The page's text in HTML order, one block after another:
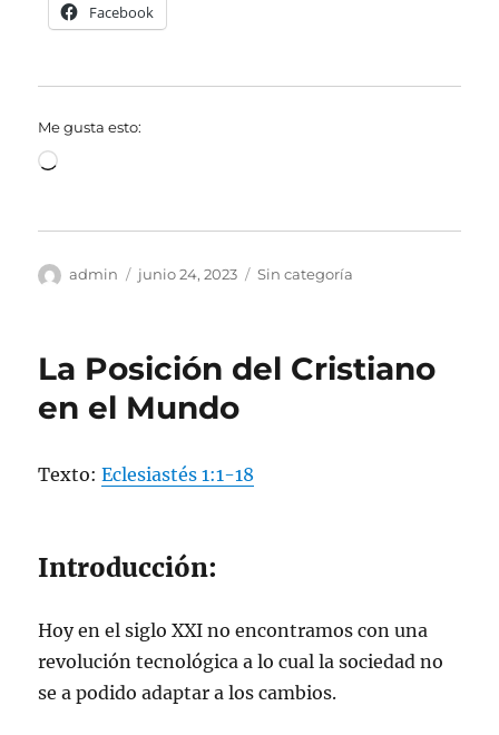
Facebook
Me gusta esto:
Cargando...
Autor
admin
Publicado
junio 24, 2023 Categorías
Sin categoría
La Posición del Cristiano
en el Mundo
Texto:Eclesiastés 1:1-18
Introducción:
Hoy en el siglo XXI no encontramos con una
revolución tecnológica a lo cual la sociedad no
se a podido adaptar a los cambios.